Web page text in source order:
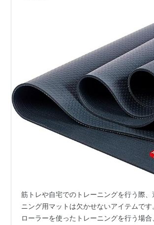
筋トレや自宅でのトレーニングを行う際、
ニング用マットは欠かせないアイテムで
ローラーを使ったトレーニングを行う場